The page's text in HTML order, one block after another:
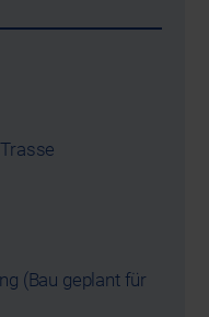
(Bau geplant für